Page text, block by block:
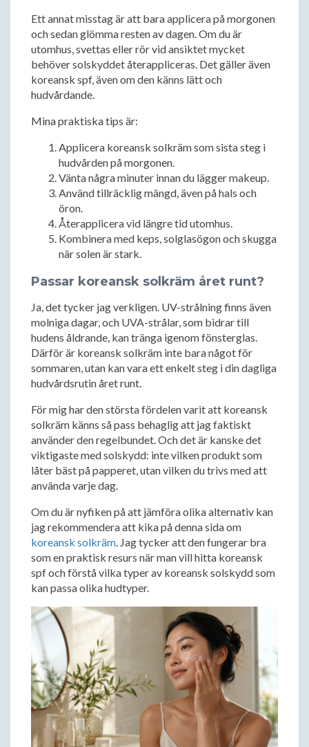
Ett annat misstag är att bara applicera på morgonen
och sedan glömma resten av dagen. Om du är
utomhus, svettas eller rör vid ansiktet mycket
behöver solskyddet återappliceras. Det gäller även
koreansk spf, även om den känns lätt och
hudvårdande.
Mina praktiska tips är:
Applicera koreansk solkräm som sista steg i
hudvården på morgonen.
Vänta några minuter innan du lägger makeup.
Använd tillräcklig mängd, även på hals och
öron.
Återapplicera vid längre tid utomhus.
Kombinera med keps, solglasögon och skugga
när solen är stark.
Passar koreansk solkräm året runt?
Ja, det tycker jag verkligen. UV-strålning finns även
molniga dagar, och UVA-strålar, som bidrar till
hudens åldrande, kan tränga igenom fönsterglas.
Därför är koreansk solkräm inte bara något för
sommaren, utan kan vara ett enkelt steg i din dagliga
hudvårdsrutin året runt.
För mig har den största fördelen varit att koreansk
solkräm känns så pass behaglig att jag faktiskt
använder den regelbundet. Och det är kanske det
viktigaste med solskydd: inte vilken produkt som
låter bäst på papperet, utan vilken du trivs med att
använda varje dag.
Om du är nyfiken på att jämföra olika alternativ kan
jag rekommendera att kika på denna sida om
koreansk solkräm . Jag tycker att den fungerar bra
som en praktisk resurs när man vill hitta koreansk
spf och förstå vilka typer av koreansk solskydd som
kan passa olika hudtyper.